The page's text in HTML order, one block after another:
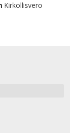
Kirkollisvero